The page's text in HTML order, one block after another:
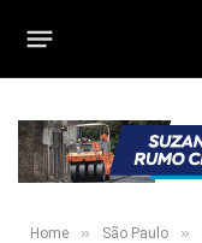
Home » São Paulo »